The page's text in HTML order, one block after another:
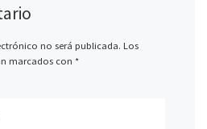
no será publicada. Los
marcados con *